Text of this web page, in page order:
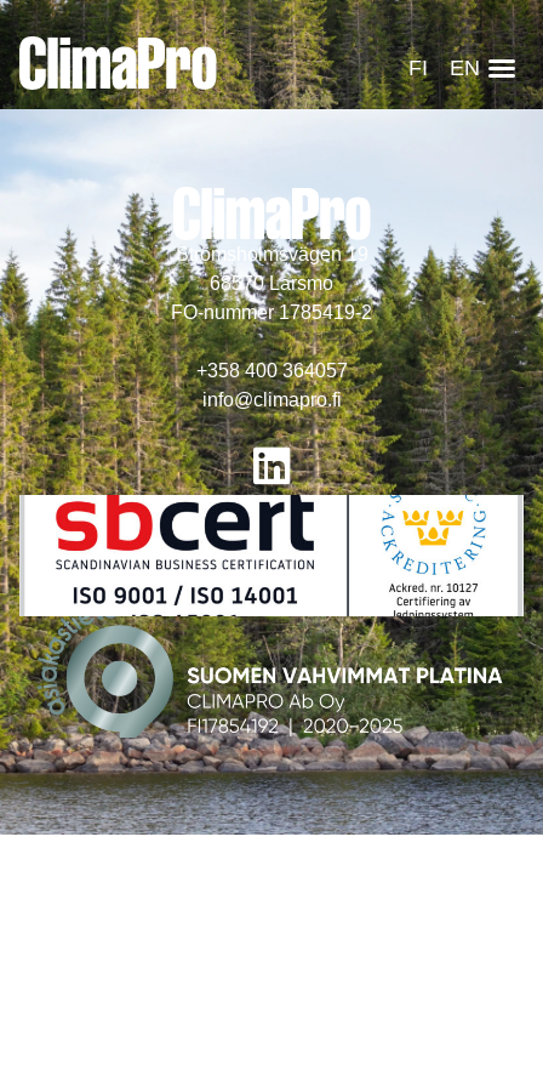
FI EN
Strömsholmsvägen 19
68570 Larsmo
FO-nummer 1785419-2
+358 400 364057
info@climapro.fi